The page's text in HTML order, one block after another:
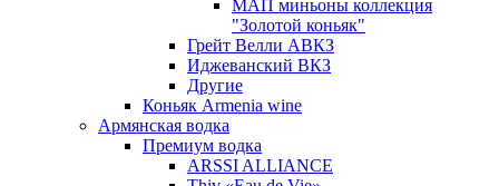
МАП миньоны коллекция
"Золотой коньяк"
Грейт Велли АВКЗ
Иджеванский ВКЗ
Другие
Коньяк Armenia wine
Армянская водка
Премиум водка
ARSSI ALLIANCE